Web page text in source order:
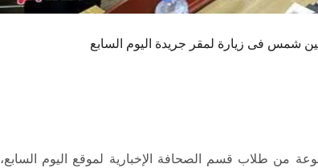
شمس فى زيارة لمقر جريدة اليوم السابع
من طلاب قسم الصحافة الإخبارية لموقع اليوم السابع،